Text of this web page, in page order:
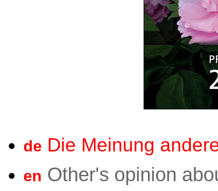
de Die Meinung
en Other's opinion